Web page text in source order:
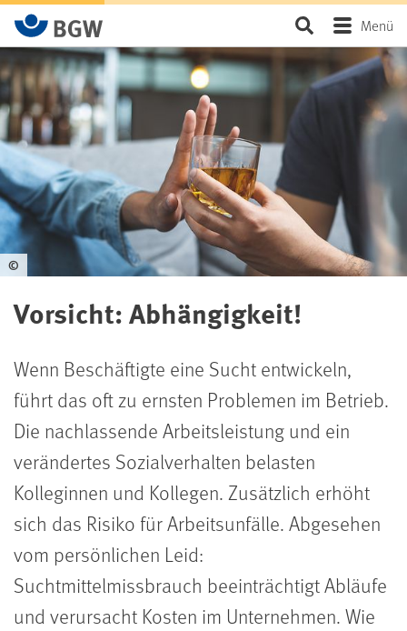
Zum Hauptinhalt springen SeiteMenü
©
Vorsicht: Abhängigkeit!
Wenn Beschäftigte eine Sucht entwickeln,
führt das oft zu ernsten Problemen im Betrieb.
Die nachlassende Arbeitsleistung und ein
verändertes Sozialverhalten belasten
Kolleginnen und Kollegen. Zusätzlich erhöht
sich das Risiko für Arbeitsunfälle. Abgesehen
vom persönlichen Leid:
Suchtmittelmissbrauch beeinträchtigt Abläufe
und verursacht Kosten im Unternehmen. Wie